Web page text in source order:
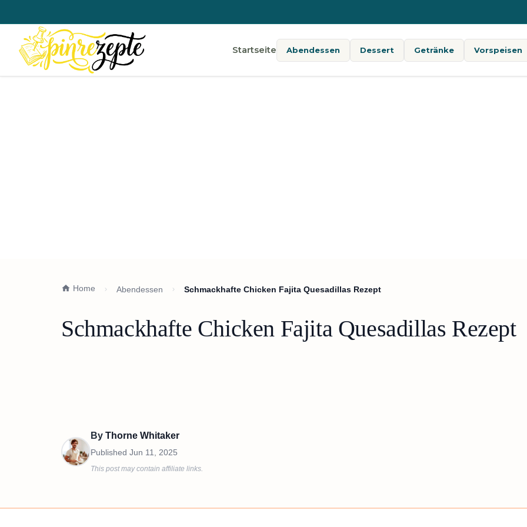
Startseite Abendessen Dessert Getränke Vorspeisen
Home Abendessen Schmackhafte Chicken Fajita Quesadillas Rezept
Schmackhafte Chicken Fajita Quesadillas Rezept
By Thorne Whitaker
Published Jun 11, 2025
This post may contain affiliate links.